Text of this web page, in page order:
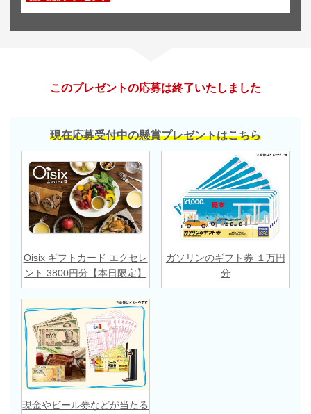
このプレゼントの応募は終了いたしました
現在応募受付中の懸賞プレゼントはこちら
Oisix ギフトカード エクセレ
ント 3800円分【本日限定】
ガソリンのギフト券 １万円
分
現金やビール券などが当たる